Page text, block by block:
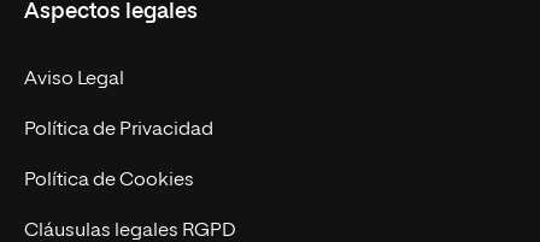
Doctorados
Experto Universitario
Postgrados
Cursos Universitarios
Facultades
Nuestro Equipo
Trabaja en UNIR
Actualidad
UNIR Revista
Aspectos legales
Aviso Legal
Política de Privacidad
Política de Cookies
Cláusulas legales RGPD